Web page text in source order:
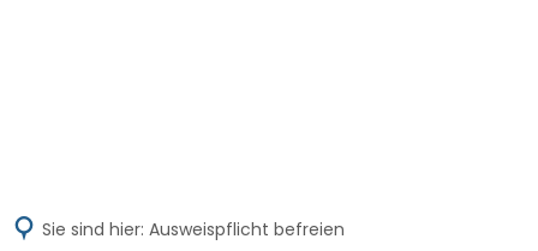
Sie sind hier: Ausweispflicht befreien